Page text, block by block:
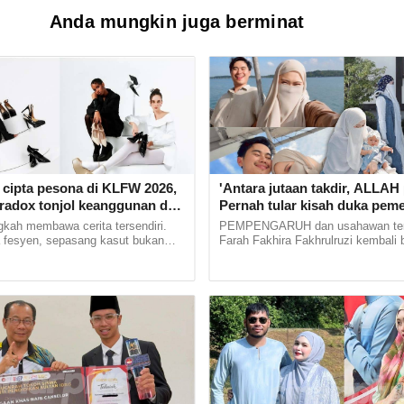
Anda mungkin juga berminat
pesona di KLFW 2026,
tonjol keanggunan dan
membawa cerita tersendiri.
fesyen, sepasang kasut bukan
'Antara jutaan takdir, ALLAH
Pernah tular kisah duka
suami, Farah Fakhira selamat
PEMPENGARUH dan usahawan
Farah Fakhira Fakhrulruzi kembali